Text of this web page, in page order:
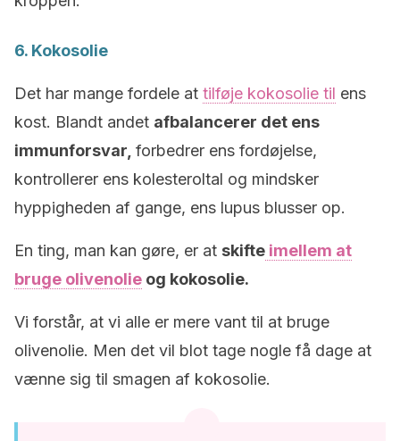
6. Kokosolie
Det har mange fordele at tilføje kokosolie til ens
kost. Blandt andet afbalancerer det ens
immunforsvar, forbedrer ens fordøjelse,
kontrollerer ens kolesteroltal og mindsker
hyppigheden af gange, ens lupus blusser op.
En ting, man kan gøre, er at skifte imellem at
bruge olivenolie og kokosolie.
Vi forstår, at vi alle er mere vant til at bruge
olivenolie. Men det vil blot tage nogle få dage at
vænne sig til smagen af kokosolie.